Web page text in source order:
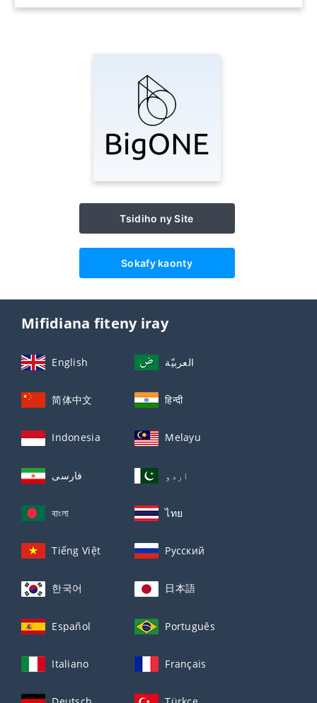
Tsidiho ny Site
Sokafy kaonty
Mifidiana fiteny iray
English العربيّة
简体中文 हिन्दी
Indonesia Melayu
فارسی اردو
বাংলা ไทย
Tiếng Việt Русский
한국어 日本語
Español Português
Italiano Français